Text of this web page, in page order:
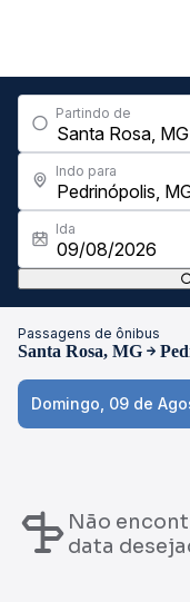
Partindo de
Indo para
Ida
Passagens de ônibus
Santa Rosa, MG
Domingo, 09 de
Não
data